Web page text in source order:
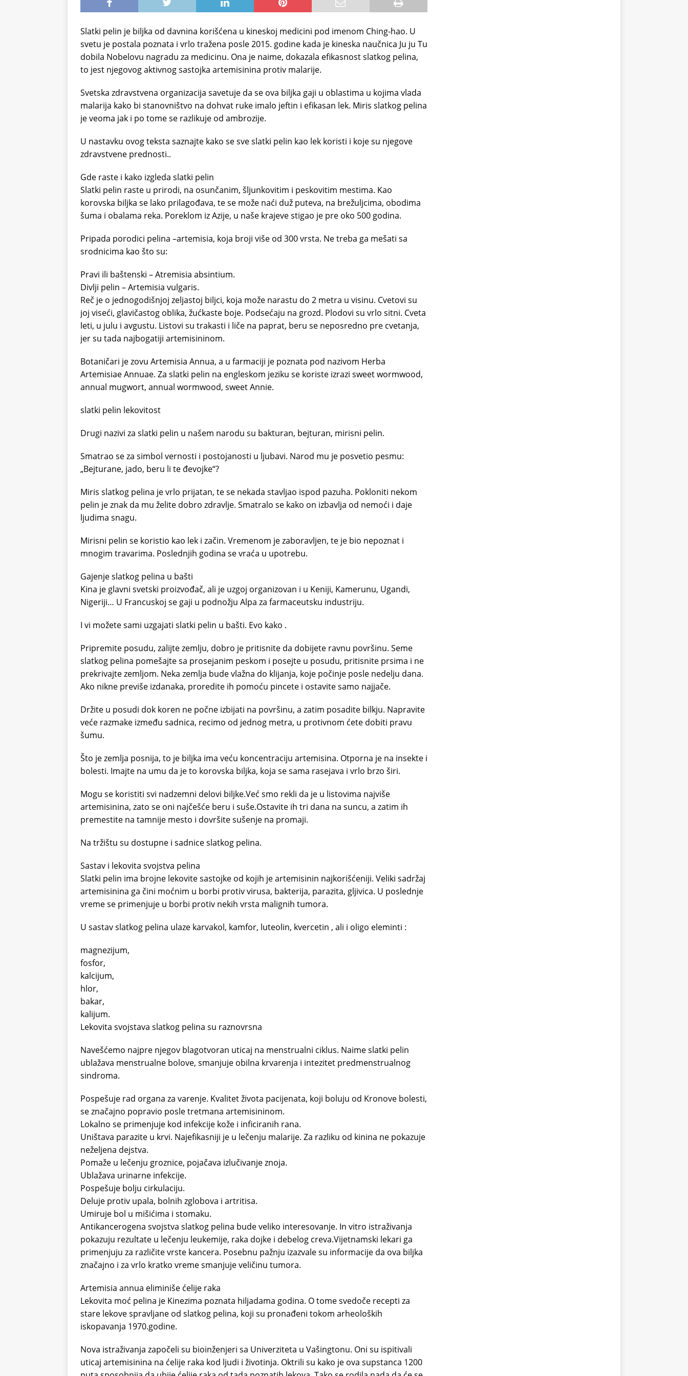
Slatki pelin je biljka od davnina korišćena u kineskoj medicini pod imenom Ching-hao. U
svetu je postala poznata i vrlo tražena posle 2015. godine kada je kineska naučnica Ju ju Tu
dobila Nobelovu nagradu za medicinu. Ona je naime, dokazala efikasnost slatkog pelina,
to jest njegovog aktivnog sastojka artemisinina protiv malarije.
Svetska zdravstvena organizacija savetuje da se ova biljka gaji u oblastima u kojima vlada
malarija kako bi stanovništvo na dohvat ruke imalo jeftin i efikasan lek. Miris slatkog pelina
je veoma jak i po tome se razlikuje od ambrozije.
U nastavku ovog teksta saznajte kako se sve slatki pelin kao lek koristi i koje su njegove
zdravstvene prednosti..
Gde raste i kako izgleda slatki pelin
Slatki pelin raste u prirodi, na osunčanim, šljunkovitim i peskovitim mestima. Kao
korovska biljka se lako prilagođava, te se može naći duž puteva, na brežuljcima, obodima
šuma i obalama reka. Poreklom iz Azije, u naše krajeve stigao je pre oko 500 godina.
Pripada porodici pelina –artemisia, koja broji više od 300 vrsta. Ne treba ga mešati sa
srodnicima kao što su:
Pravi ili baštenski – Atremisia absintium.
Divlji pelin – Artemisia vulgaris.
Reč je o jednogodišnjoj zeljastoj biljci, koja može narastu do 2 metra u visinu. Cvetovi su
joj viseći, glavičastog oblika, žućkaste boje. Podsećaju na grozd. Plodovi su vrlo sitni. Cveta
leti, u julu i avgustu. Listovi su trakasti i liče na paprat, beru se neposredno pre cvetanja,
jer su tada najbogatiji artemisininom.
Botaničari je zovu Artemisia Annua, a u farmaciji je poznata pod nazivom Herba
Artemisiae Annuae. Za slatki pelin na engleskom jeziku se koriste izrazi sweet wormwood,
annual mugwort, annual wormwood, sweet Annie.
slatki pelin lekovitost
Drugi nazivi za slatki pelin u našem narodu su bakturan, bejturan, mirisni pelin.
Smatrao se za simbol vernosti i postojanosti u ljubavi. Narod mu je posvetio pesmu:
„Bejturane, jado, beru li te đevojke“?
Miris slatkog pelina je vrlo prijatan, te se nekada stavljao ispod pazuha. Pokloniti nekom
pelin je znak da mu želite dobro zdravlje. Smatralo se kako on izbavlja od nemoći i daje
ljudima snagu.
Mirisni pelin se koristio kao lek i začin. Vremenom je zaboravljen, te je bio nepoznat i
mnogim travarima. Poslednjih godina se vraća u upotrebu.
Gajenje slatkog pelina u bašti
Kina je glavni svetski proizvođač, ali je uzgoj organizovan i u Keniji, Kamerunu, Ugandi,
Nigeriji… U Francuskoj se gaji u podnožju Alpa za farmaceutsku industriju.
I vi možete sami uzgajati slatki pelin u bašti. Evo kako .
Pripremite posudu, zalijte zemlju, dobro je pritisnite da dobijete ravnu površinu. Seme
slatkog pelina pomešajte sa prosejanim peskom i posejte u posudu, pritisnite prsima i ne
prekrivajte zemljom. Neka zemlja bude vlažna do klijanja, koje počinje posle nedelju dana.
Ako nikne previše izdanaka, proredite ih pomoću pincete i ostavite samo najjače.
Držite u posudi dok koren ne počne izbijati na površinu, a zatim posadite bilkju. Napravite
veće razmake između sadnica, recimo od jednog metra, u protivnom ćete dobiti pravu
šumu.
Što je zemlja posnija, to je biljka ima veću koncentraciju artemisina. Otporna je na insekte i
bolesti. Imajte na umu da je to korovska biljka, koja se sama rasejava i vrlo brzo širi.
Mogu se koristiti svi nadzemni delovi biljke.Već smo rekli da je u listovima najviše
artemisinina, zato se oni najčešće beru i suše.Ostavite ih tri dana na suncu, a zatim ih
premestite na tamnije mesto i dovršite sušenje na promaji.
Na tržištu su dostupne i sadnice slatkog pelina.
Sastav i lekovita svojstva pelina
Slatki pelin ima brojne lekovite sastojke od kojih je artemisinin najkorišćeniji. Veliki sadržaj
artemisinina ga čini moćnim u borbi protiv virusa, bakterija, parazita, gljivica. U poslednje
vreme se primenjuje u borbi protiv nekih vrsta malignih tumora.
U sastav slatkog pelina ulaze karvakol, kamfor, luteolin, kvercetin , ali i oligo eleminti :
magnezijum,
fosfor,
kalcijum,
hlor,
bakar,
kalijum.
Lekovita svojstava slatkog pelina su raznovrsna
Navešćemo najpre njegov blagotvoran uticaj na menstrualni ciklus. Naime slatki pelin
ublažava menstrualne bolove, smanjuje obilna krvarenja i intezitet predmenstrualnog
sindroma.
Pospešuje rad organa za varenje. Kvalitet života pacijenata, koji boluju od Kronove bolesti,
se značajno popravio posle tretmana artemisininom.
Lokalno se primenjuje kod infekcije kože i inficiranih rana.
Uništava parazite u krvi. Najefikasniji je u lečenju malarije. Za razliku od kinina ne pokazuje
neželjena dejstva.
Pomaže u lečenju groznice, pojačava izlučivanje znoja.
Ublažava urinarne infekcije.
Pospešuje bolju cirkulaciju.
Deluje protiv upala, bolnih zglobova i artritisa.
Umiruje bol u mišićima i stomaku.
Antikancerogena svojstva slatkog pelina bude veliko interesovanje. In vitro istraživanja
pokazuju rezultate u lečenju leukemije, raka dojke i debelog creva.Vijetnamski lekari ga
primenjuju za različite vrste kancera. Posebnu pažnju izazvale su informacije da ova biljka
značajno i za vrlo kratko vreme smanjuje veličinu tumora.
Artemisia annua eliminiše ćelije raka
Lekovita moć pelina je Kinezima poznata hiljadama godina. O tome svedoče recepti za
stare lekove spravljane od slatkog pelina, koji su pronađeni tokom arheoloških
iskopavanja 1970.godine.
Nova istraživanja započeli su bioinženjeri sa Univerziteta u Vašingtonu. Oni su ispitivali
uticaj artemisinina na ćelije raka kod ljudi i životinja. Oktrili su kako je ova supstanca 1200